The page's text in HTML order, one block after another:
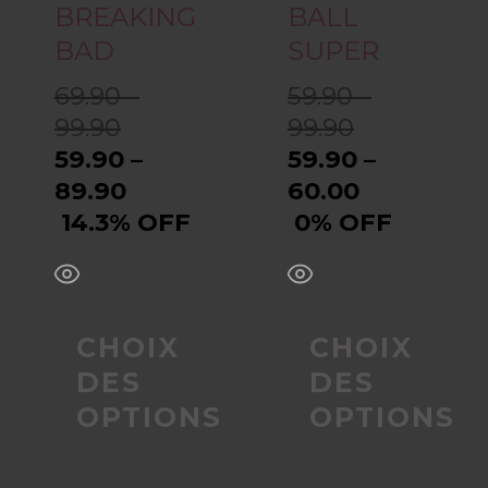
BREAKING
BAD
69.90 –
99.90
59.90 –
89.90
14.3% OFF
CHOIX
DES
OPTIONS
être
choisies
sur
la
produit
BALL
SUPER
59.90 –
99.90
59.90 –
60.00
0% OFF
CHOIX
DES
OPTIONS
être
choisies
sur
la
produit